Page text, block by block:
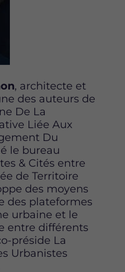
, architecte et
des auteurs de
De La
Liée Aux
Du
le bureau
& Cités entre
de Territoire
des moyens
des plateformes
urbaine et le
entre différents
préside La
Urbanistes